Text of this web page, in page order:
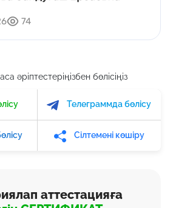
74
әріптестеріңізбен бөлісіңіз
Телеграммда бөлісу
Сілтемені көшіру
аттестацияға